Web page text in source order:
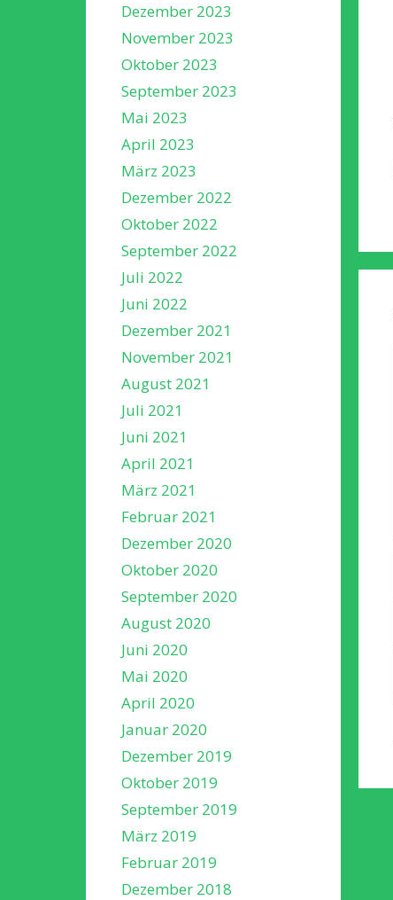
Dezember 2023
November 2023
Oktober 2023
September 2023
Mai 2023
April 2023
März 2023
Dezember 2022
Oktober 2022
September 2022
Juli 2022
Juni 2022
Dezember 2021
November 2021
August 2021
Juli 2021
Juni 2021
April 2021
März 2021
Februar 2021
Dezember 2020
Oktober 2020
September 2020
August 2020
Juni 2020
Mai 2020
April 2020
Januar 2020
Dezember 2019
Oktober 2019
September 2019
März 2019
Februar 2019
Dezember 2018